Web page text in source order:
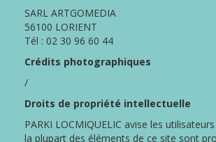
SARL ARTGOMEDIA
56100 LORIENT
Tél : 02 30 96 60 44
Crédits photographiques
/
Droits de propriété intellectuelle
PARKI LOCMIQUELIC avise les
la plupart des éléments de ce site sont